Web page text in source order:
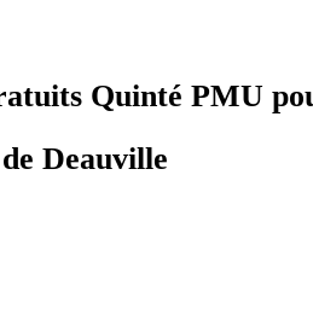
Quinté PMU
Deauville